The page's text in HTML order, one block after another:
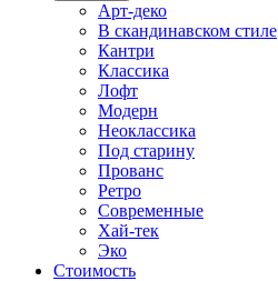
Арт-деко
В скандинавском стиле
Кантри
Классика
Лофт
Модерн
Неоклассика
Под старину
Прованс
Ретро
Современные
Хай-тек
Эко
Стоимость